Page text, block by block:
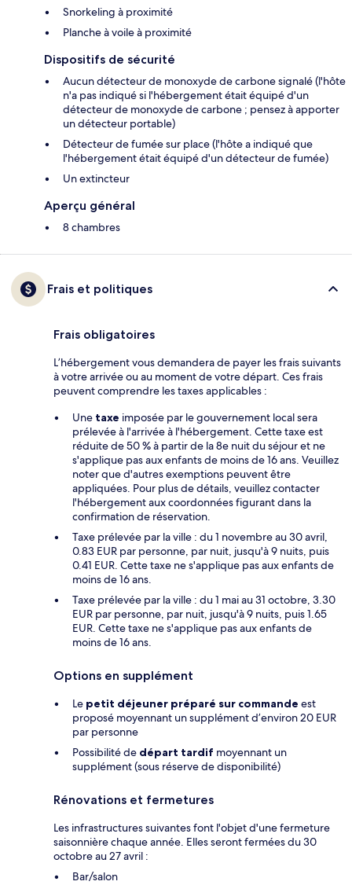
Snorkeling à proximité
Planche à voile à proximité
Dispositifs de sécurité
Aucun détecteur de monoxyde de carbone signalé (l'hôte
n'a pas indiqué si l'hébergement était équipé d'un
détecteur de monoxyde de carbone ; pensez à apporter
un détecteur portable)
Détecteur de fumée sur place (l'hôte a indiqué que
l'hébergement était équipé d'un détecteur de fumée)
Un extincteur
Aperçu général
8 chambres
Frais et politiques
Frais obligatoires
L’hébergement vous demandera de payer les frais suivants
à votre arrivée ou au moment de votre départ. Ces frais
peuvent comprendre les taxes applicables :
Une taxe imposée par le gouvernement local sera
prélevée à l'arrivée à l'hébergement. Cette taxe est
réduite de 50 % à partir de la 8e nuit du séjour et ne
s'applique pas aux enfants de moins de 16 ans. Veuillez
noter que d'autres exemptions peuvent être
appliquées. Pour plus de détails, veuillez contacter
l'hébergement aux coordonnées figurant dans la
confirmation de réservation.
Taxe prélevée par la ville : du 1 novembre au 30 avril,
0.83 EUR par personne, par nuit, jusqu'à 9 nuits, puis
0.41 EUR. Cette taxe ne s'applique pas aux enfants de
moins de 16 ans.
Taxe prélevée par la ville : du 1 mai au 31 octobre, 3.30
EUR par personne, par nuit, jusqu'à 9 nuits, puis 1.65
EUR. Cette taxe ne s'applique pas aux enfants de
moins de 16 ans.
Options en supplément
Le petit déjeuner préparé sur commande est
proposé moyennant un supplément d’environ 20 EUR
par personne
Possibilité de départ tardif moyennant un
supplément (sous réserve de disponibilité)
Rénovations et fermetures
Les infrastructures suivantes font l'objet d'une fermeture
saisonnière chaque année. Elles seront fermées du 30
octobre au 27 avril :
Bar/salon